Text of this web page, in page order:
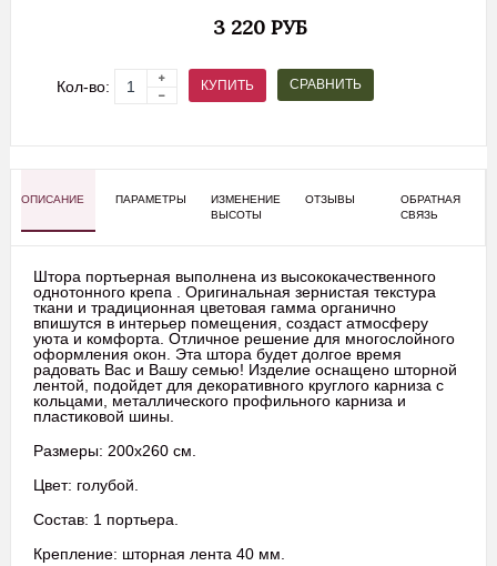
3 220 РУБ
Кол-во: КУПИТЬ СРАВНИТЬ
ОПИСАНИЕ ПАРАМЕТРЫ
ИЗМЕНЕНИЕ
ВЫСОТЫ
ОТЗЫВЫ
ОБРАТНАЯ
СВЯЗЬ
Штора портьерная выполнена из высококачественного
однотонного крепа . Оригинальная зернистая текстура
ткани и традиционная цветовая гамма органично
впишутся в интерьер помещения, создаст атмосферу
уюта и комфорта. Отличное решение для многослойного
оформления окон. Эта штора будет долгое время
радовать Вас и Вашу семью! Изделие оснащено шторной
лентой, подойдет для декоративного круглого карниза с
кольцами, металлического профильного карниза и
пластиковой шины.
Размеры: 200х260 см.
Цвет: голубой.
Состав: 1 портьера.
Крепление: шторная лента 40 мм.